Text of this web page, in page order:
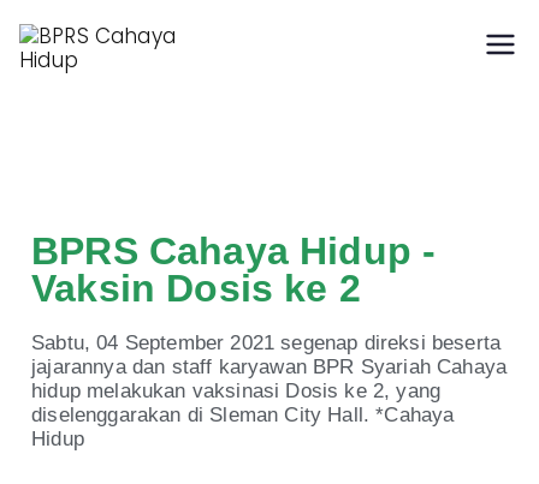
BPRS Cahaya Hidup -
Vaksin Dosis ke 2
Sabtu, 04 September 2021 segenap direksi beserta
jajarannya dan staff karyawan BPR Syariah Cahaya
hidup melakukan vaksinasi Dosis ke 2, yang
diselenggarakan di Sleman City Hall. *Cahaya
Hidup